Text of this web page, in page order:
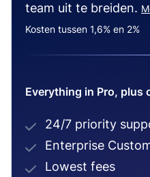
team uit te breiden.
Kosten tussen 1,6% en 2%
Everything in Pro, plus
24/7 priority
Enterprise
Lowest fees